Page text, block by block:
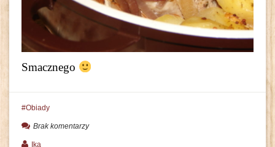
Smacznego
Obiady
Brak komentarzy
Ika